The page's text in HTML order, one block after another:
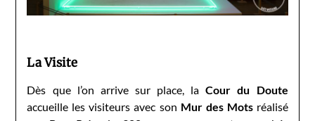
La Visite
Dès que l’on arrive sur place, laCour du Doute
accueille les visiteurs avec son Mur des Motsréalisé